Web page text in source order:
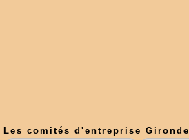
Les comités d'entreprise Gironde